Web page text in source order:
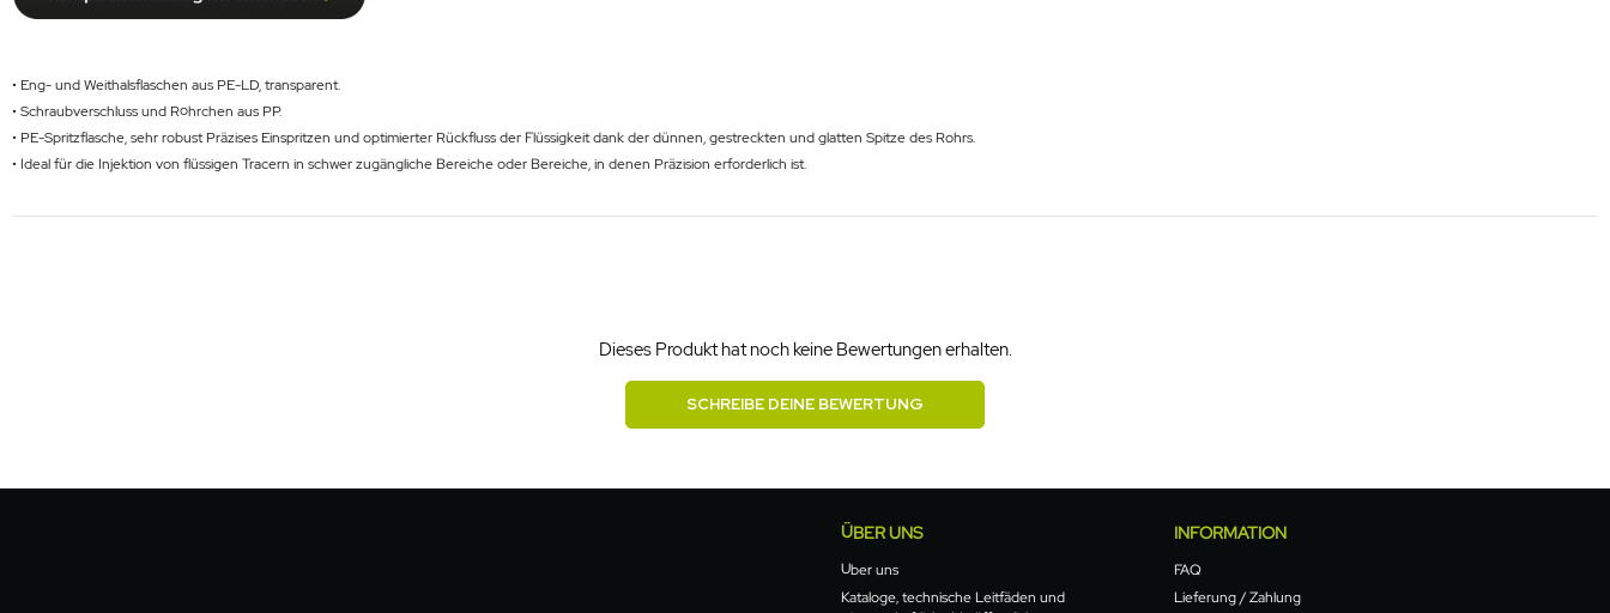
• Eng- und Weithalsflaschen aus PE-LD, transparent.
• Schraubverschluss und Röhrchen aus PP.
• PE-Spritzflasche, sehr robust Präzises Einspritzen und optimierter Rückfluss der Flüssigkeit dank der dünnen, gestreckten und glatten Spitze des Rohrs.
• Ideal für die Injektion von flüssigen Tracern in schwer zugängliche Bereiche oder Bereiche, in denen Präzision erforderlich ist.
Dieses Produkt hat noch keine Bewertungen erhalten.
SCHREIBE DEINE BEWERTUNG
ÜBER UNS
Über uns
Kataloge, technische Leitfäden und
INFORMATION
FAQ
Lieferung / Zahlung